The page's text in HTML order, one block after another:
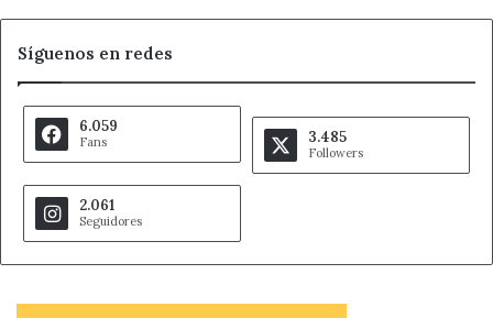
Síguenos en redes
6.059
Fans 3.485
Followers
2.061
Seguidores